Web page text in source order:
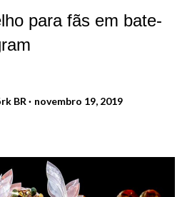
para fãs em bate-
BR novembro 19, 2019